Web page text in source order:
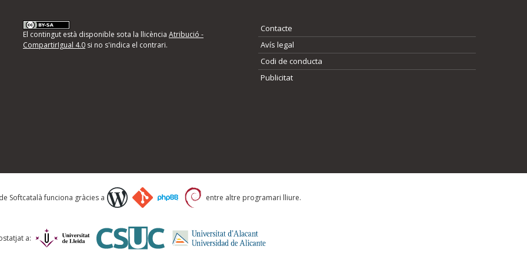
d'errors
següents i descriviu quina és la millora que
El contingut està disponible sota la llicència Atribució -
CompartirIgual 4.0si no s'indica el contrari.
Contacte
Avís legal
Codi de conducta
Publicitat
Softcatalà funciona gràcies a entre altre programari lliure.
a: